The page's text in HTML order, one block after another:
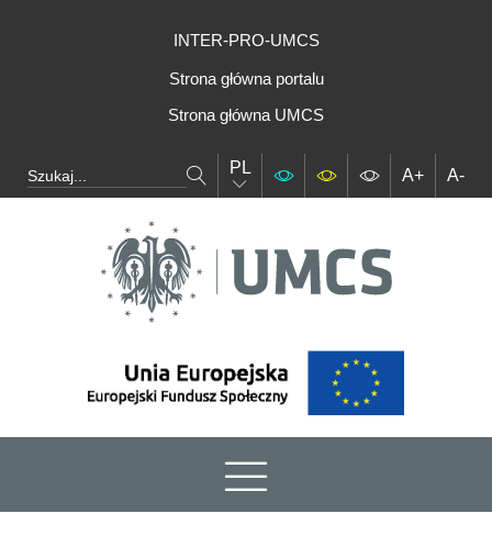
INTER-PRO-UMCS
Strona główna portalu
Strona główna UMCS
PL A+ A-